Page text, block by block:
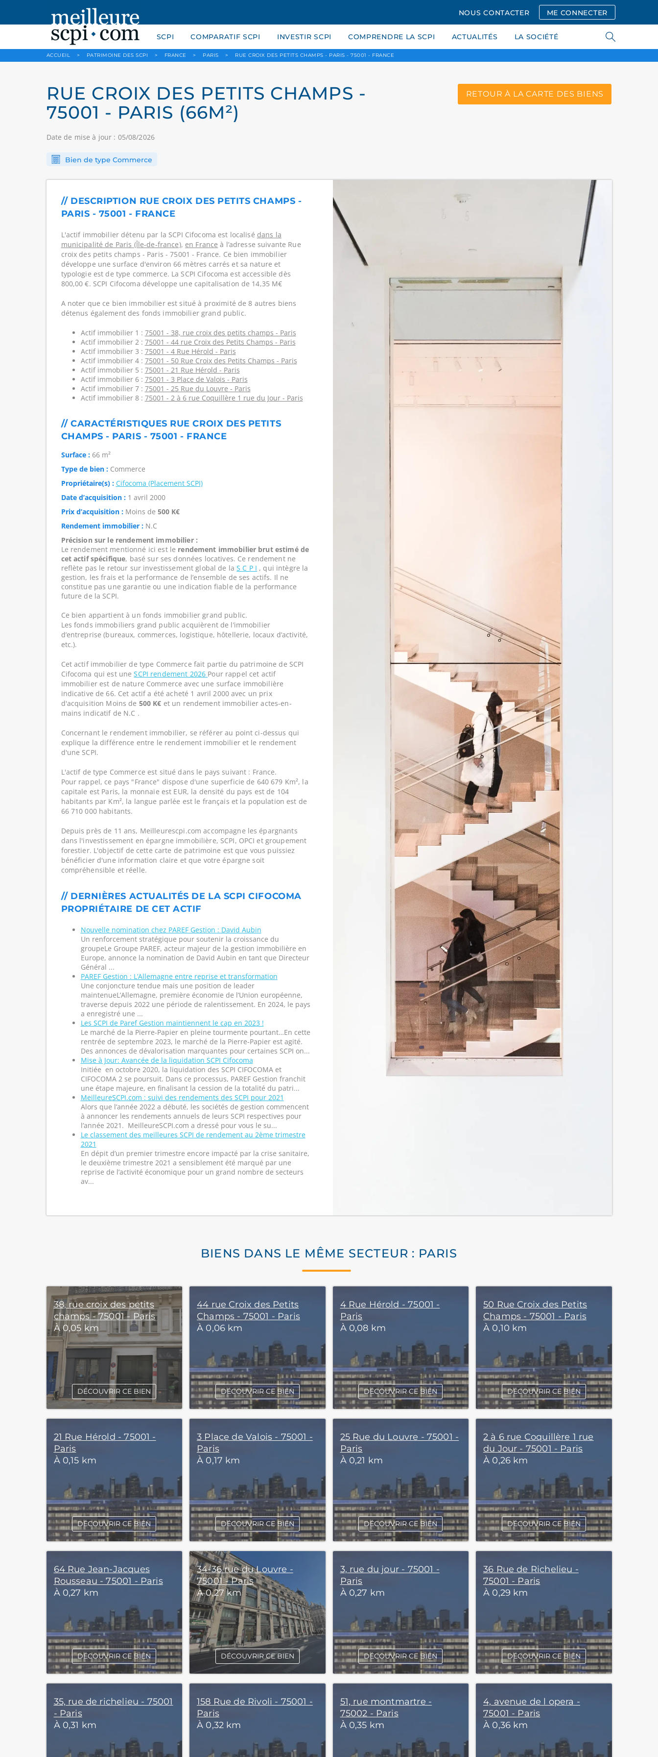
NOUS CONTACTER ME CONNECTER
SCPI COMPARATIF SCPI INVESTIR SCPI COMPRENDRE LA SCPI ACTUALITÉS LA SOCIÉTÉ
ACCUEIL > PATRIMOINE DES SCPI > FRANCE > PARIS > RUE CROIX DES PETITS CHAMPS - PARIS - 75001 - FRANCE
RUE CROIX DES PETITS CHAMPS -
75001 - PARIS (66M²)
Date de mise à jour : 05/08/2026
RETOUR À LA CARTE DES BIENS
Bien de type Commerce
// DESCRIPTION RUE CROIX DES PETITS CHAMPS -
PARIS - 75001 - FRANCE
L'actif immobilier détenu par la SCPI Cifocoma est localisé dans la
municipalité de Paris (Île-de-france), en France à l’adresse suivante Rue
croix des petits champs - Paris - 75001 - France. Ce bien immobilier
développe une surface d'environ 66 mètres carrés et sa nature et
typologie est de type commerce. La SCPI Cifocoma est accessible dès
800,00 €. SCPI Cifocoma développe une capitalisation de 14,35 M€
A noter que ce bien immobilier est situé à proximité de 8 autres biens
détenus également des fonds immobilier grand public.
Actif immobilier 1 : 75001 - 38, rue croix des petits champs - Paris
Actif immobilier 2 : 75001 - 44 rue Croix des Petits Champs - Paris
Actif immobilier 3 : 75001 - 4 Rue Hérold - Paris
Actif immobilier 4 : 75001 - 50 Rue Croix des Petits Champs - Paris
Actif immobilier 5 : 75001 - 21 Rue Hérold - Paris
Actif immobilier 6 : 75001 - 3 Place de Valois - Paris
Actif immobilier 7 : 75001 - 25 Rue du Louvre - Paris
Actif immobilier 8 : 75001 - 2 à 6 rue Coquillère 1 rue du Jour - Paris
// CARACTÉRISTIQUES RUE CROIX DES PETITS
CHAMPS - PARIS - 75001 - FRANCE
Surface :66 m²
Type de bien :Commerce
Propriétaire(s) : Cifocoma (Placement SCPI)
Date d’acquisition :1 avril 2000
Prix d’acquisition :Moins de 500 K€
Rendement immobilier :N.C
Précision sur le rendement immobilier :
Le rendement mentionné ici est le rendement immobilier brut estimé de
cet actif spécifique, basé sur ses données locatives. Ce rendement ne
reflète pas le retour sur investissement global de laS C P I , qui intègre la
gestion, les frais et la performance de l’ensemble de ses actifs. Il ne
constitue pas une garantie ou une indication fiable de la performance
future de la SCPI.
Ce bien appartient à un fonds immobilier grand public.
Les fonds immobiliers grand public acquièrent de l’immobilier
d’entreprise (bureaux, commerces, logistique, hôtellerie, locaux d’activité,
etc.).
Cet actif immobilier de type Commerce fait partie du patrimoine de SCPI
Cifocoma qui est uneSCPI rendement 2026 Pour rappel cet actif
immobilier est de nature Commerce avec une surface immobilière
indicative de 66. Cet actif a été acheté 1 avril 2000 avec un prix
d'acquisition Moins de 500 K€ et un rendement immobilier actes-en-
mains indicatif de N.C .
Concernant le rendement immobilier, se référer au point ci-dessus qui
explique la différence entre le rendement immobilier et le rendement
d'une SCPI.
L'actif de type Commerce est situé dans le pays suivant : France.
Pour rappel, ce pays "France" dispose d'une superficie de 640 679 Km², la
capitale est Paris, la monnaie est EUR, la densité du pays est de 104
habitants par Km², la langue parlée est le français et la population est de
66 710 000 habitants.
Depuis près de 11 ans, Meilleurescpi.com accompagne les épargnants
dans l'investissement en épargne immobilière, SCPI, OPCI et groupement
forestier. L'objectif de cette carte de patrimoine est que vous puissiez
bénéficier d'une information claire et que votre épargne soit
compréhensible et réelle.
// DERNIÈRES ACTUALITÉS DE LA SCPI CIFOCOMA
PROPRIÉTAIRE DE CET ACTIF
Nouvelle nomination chez PAREF Gestion : David Aubin
Un renforcement stratégique pour soutenir la croissance du
groupeLe Groupe PAREF, acteur majeur de la gestion immobilière en
Europe, annonce la nomination de David Aubin en tant que Directeur
Général ...
PAREF Gestion : L’Allemagne entre reprise et transformation
Une conjoncture tendue mais une position de leader
maintenueL’Allemagne, première économie de l’Union européenne,
traverse depuis 2022 une période de ralentissement. En 2024, le pays
a enregistré une ...
Les SCPI de Paref Gestion maintiennent le cap en 2023 !
Le marché de la Pierre-Papier en pleine tourmente pourtant…En cette
rentrée de septembre 2023, le marché de la Pierre-Papier est agité.
Des annonces de dévalorisation marquantes pour certaines SCPI on...
Mise à Jour: Avancée de la liquidation SCPI Cifocoma
Initiée en octobre 2020, la liquidation des SCPI CIFOCOMA et
CIFOCOMA 2 se poursuit. Dans ce processus, PAREF Gestion franchit
une étape majeure, en finalisant la cession de la totalité du patri...
MeilleureSCPI.com : suivi des rendements des SCPI pour 2021
Alors que l’année 2022 a débuté, les sociétés de gestion commencent
à annoncer les rendements annuels de leurs SCPI respectives pour
l’année 2021. MeilleureSCPI.com a dressé pour vous le su...
Le classement des meilleures SCPI de rendement au 2ème trimestre
2021
En dépit d’un premier trimestre encore impacté par la crise sanitaire,
le deuxième trimestre 2021 a sensiblement été marqué par une
reprise de l’activité économique pour un grand nombre de secteurs
av...
BIENS DANS LE MÊME SECTEUR : PARIS
38, rue croix des petits
champs - 75001 - Paris
À 0,05 km
DÉCOUVRIR CE BIEN
44 rue Croix des Petits
Champs - 75001 - Paris
À 0,06 km
DÉCOUVRIR CE BIEN
4 Rue Hérold - 75001 -
Paris
À 0,08 km
DÉCOUVRIR CE BIEN
50 Rue Croix des Petits
Champs - 75001 - Paris
À 0,10 km
DÉCOUVRIR CE BIEN
21 Rue Hérold - 75001 -
Paris
À 0,15 km
DÉCOUVRIR CE BIEN
3 Place de Valois - 75001 -
Paris
À 0,17 km
DÉCOUVRIR CE BIEN
25 Rue du Louvre - 75001 -
Paris
À 0,21 km
DÉCOUVRIR CE BIEN
2 à 6 rue Coquillère 1 rue
du Jour - 75001 - Paris
À 0,26 km
DÉCOUVRIR CE BIEN
64 Rue Jean-Jacques
Rousseau - 75001 - Paris
À 0,27 km
DÉCOUVRIR CE BIEN
34-36 rue du Louvre -
75001 - Paris
À 0,27 km
DÉCOUVRIR CE BIEN
3, rue du jour - 75001 -
Paris
À 0,27 km
DÉCOUVRIR CE BIEN
36 Rue de Richelieu -
75001 - Paris
À 0,29 km
DÉCOUVRIR CE BIEN
35, rue de richelieu - 75001
- Paris
À 0,31 km
158 Rue de Rivoli - 75001 -
Paris
À 0,32 km
51, rue montmartre -
75002 - Paris
À 0,35 km
4, avenue de l opera -
75001 - Paris
À 0,36 km